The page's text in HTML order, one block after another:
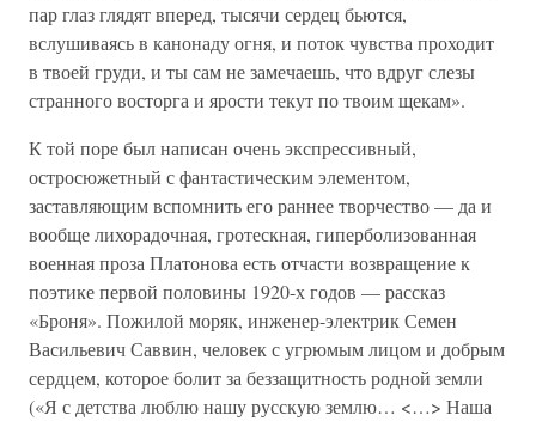
пар глаз глядят вперед, тысячи сердец бьются,
вслушиваясь в канонаду огня, и поток чувства проходит
в твоей груди, и ты сам не замечаешь, что вдруг слезы
странного восторга и ярости текут по твоим щекам».
К той поре был написан очень экспрессивный,
остросюжетный с фантастическим элементом,
заставляющим вспомнить его раннее творчество — да и
вообще лихорадочная, гротескная, гиперболизованная
военная проза Платонова есть отчасти возвращение к
поэтике первой половины 1920-х годов — рассказ
«Броня». Пожилой моряк, инженер-электрик Семен
Васильевич Саввин, человек с угрюмым лицом и добрым
сердцем, которое болит за беззащитность родной земли
(«Я с детства люблю нашу русскую землю… <…> Наша